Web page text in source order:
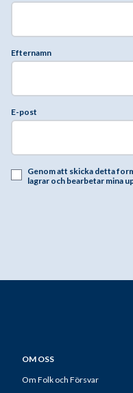
Efternamn
E-post
Genom att skicka detta
lagrar och bearbetar mina
OM OSS
Om Folk och Försvar